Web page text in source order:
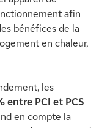
afin
bénéfices de la
en chaleur,
les
entre PCI et PCS
en compte la